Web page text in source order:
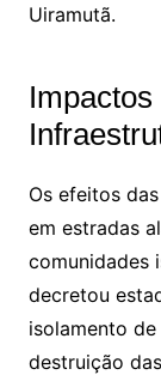
Uiramutã.
Os efeitos
em estradas
comunidades
decretou
isolamento
destruição